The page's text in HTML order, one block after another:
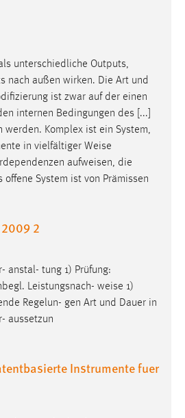
unterschiedliche Outputs,
nach außen wirken. Die Art und
ist zwar auf der einen
internen Bedingungen des [...]
werden. Komplex ist ein System,
in vielfältiger Weise
aufweisen, die
offene System ist von Prämissen
2
anstal- tung 1) Prüfung:
Leistungsnach- weise 1)
Regelun- gen Art und Dauer in
aussetzun
Instrumente fuer